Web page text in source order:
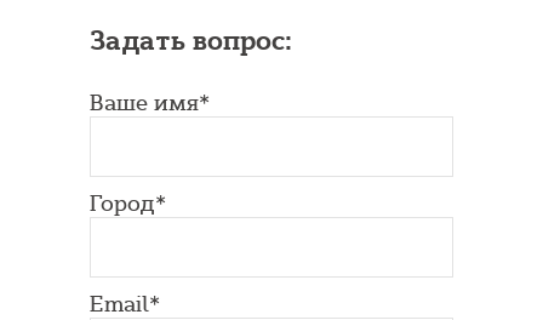
Задать вопрос:
Ваше имя*
Город*
Email*